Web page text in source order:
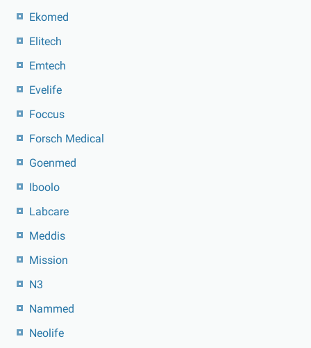
Ekomed
Elitech
Emtech
Evelife
Foccus
Forsch Medical
Goenmed
Iboolo
Labcare
Meddis
Mission
N3
Nammed
Neolife